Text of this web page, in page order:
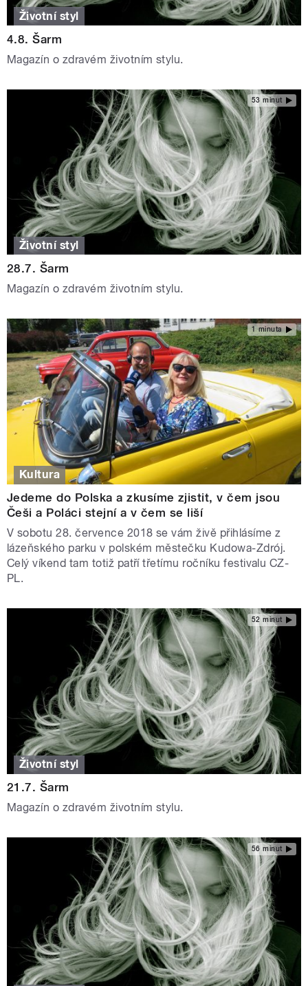
Životní styl
4.8. Šarm
Magazín o zdravém životním stylu.
53 minut
Životní styl
28.7. Šarm
Magazín o zdravém životním stylu.
1 minuta
Kultura
Jedeme do Polska a zkusíme zjistit, v čem jsou
Češi a Poláci stejní a v čem se liší
V sobotu 28. července 2018 se vám živě přihlásíme z
lázeňského parku v polském městečku Kudowa-Zdrój.
Celý víkend tam totiž patří třetímu ročníku festivalu CZ-
PL.
52 minut
Životní styl
21.7. Šarm
Magazín o zdravém životním stylu.
56 minut